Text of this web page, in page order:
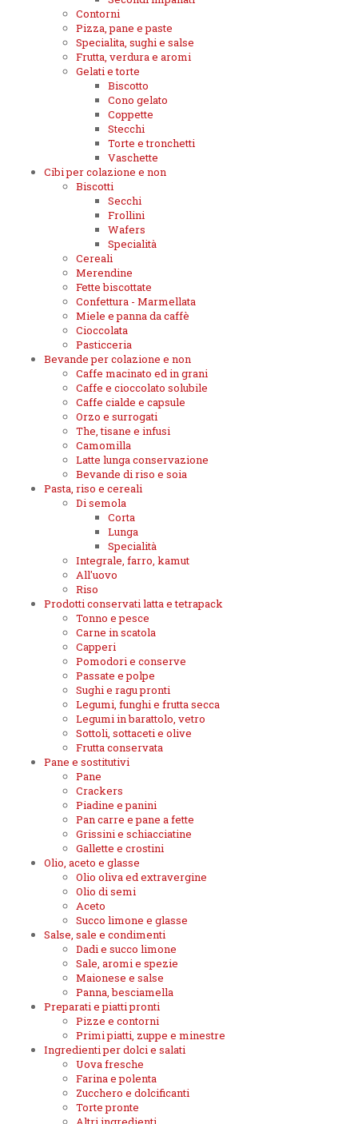
Contorni
Pizza, pane e paste
Specialita, sughi e salse
Frutta, verdura e aromi
Gelati e torte
Biscotto
Cono gelato
Coppette
Stecchi
Torte e tronchetti
Vaschette
Cibi per colazione e non
Biscotti
Secchi
Frollini
Wafers
Specialità
Cereali
Merendine
Fette biscottate
Confettura - Marmellata
Miele e panna da caffè
Cioccolata
Pasticceria
Bevande per colazione e non
Caffe macinato ed in grani
Caffe e cioccolato solubile
Caffe cialde e capsule
Orzo e surrogati
The, tisane e infusi
Camomilla
Latte lunga conservazione
Bevande di riso e soia
Pasta, riso e cereali
Di semola
Corta
Lunga
Specialità
Integrale, farro, kamut
All'uovo
Riso
Prodotti conservati latta e tetrapack
Tonno e pesce
Carne in scatola
Capperi
Pomodori e conserve
Passate e polpe
Sughi e ragu pronti
Legumi, funghi e frutta secca
Legumi in barattolo, vetro
Sottoli, sottaceti e olive
Frutta conservata
Pane e sostitutivi
Pane
Crackers
Piadine e panini
Pan carre e pane a fette
Grissini e schiacciatine
Gallette e crostini
Olio, aceto e glasse
Olio oliva ed extravergine
Olio di semi
Aceto
Succo limone e glasse
Salse, sale e condimenti
Dadi e succo limone
Sale, aromi e spezie
Maionese e salse
Panna, besciamella
Preparati e piatti pronti
Pizze e contorni
Primi piatti, zuppe e minestre
Ingredienti per dolci e salati
Uova fresche
Farina e polenta
Zucchero e dolcificanti
Torte pronte